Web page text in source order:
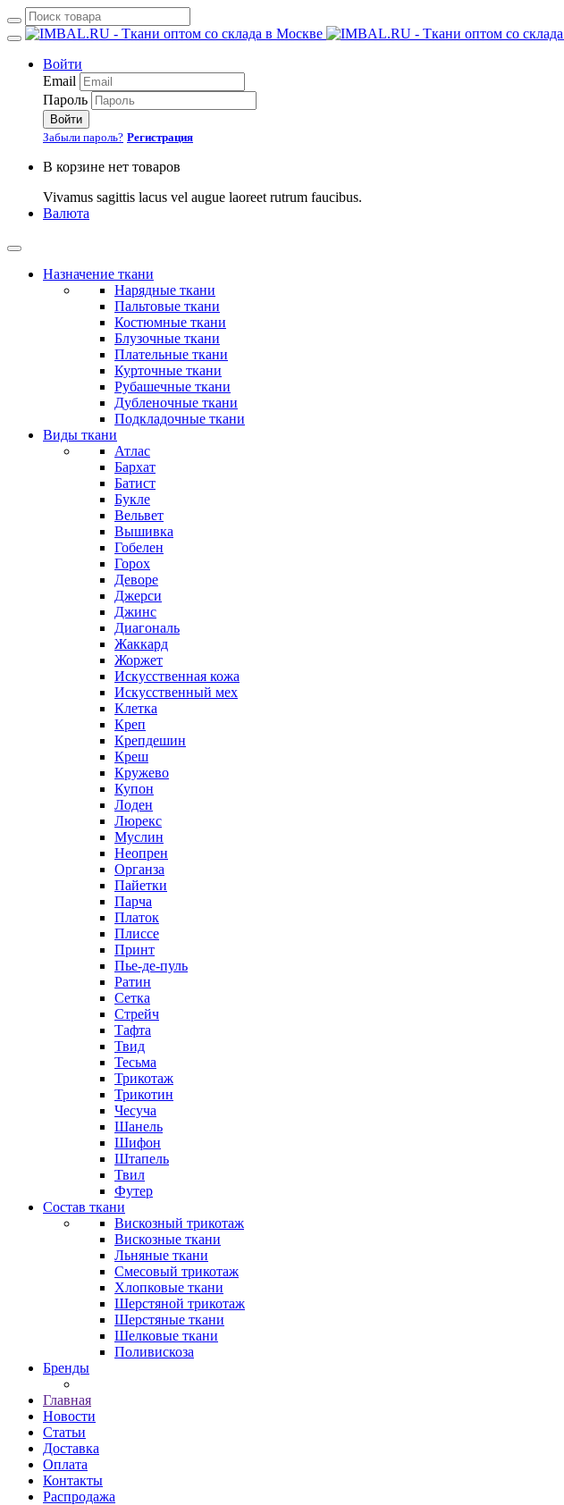
Войти
Email
Пароль
Войти
Забыли пароль? Регистрация
В корзине нет товаров
Vivamus sagittis lacus vel augue laoreet rutrum faucibus.
Валюта
Назначение ткани
Нарядные ткани
Пальтовые ткани
Костюмные ткани
Блузочные ткани
Плательные ткани
Курточные ткани
Рубашечные ткани
Дубленочные ткани
Подкладочные ткани
Виды ткани
Атлас
Бархат
Батист
Букле
Вельвет
Вышивка
Гобелен
Горох
Деворе
Джерси
Джинс
Диагональ
Жаккард
Жоржет
Искусственная кожа
Искусственный мех
Клетка
Креп
Крепдешин
Креш
Кружево
Купон
Лоден
Люрекс
Муслин
Неопрен
Органза
Пайетки
Парча
Платок
Плиссе
Принт
Пье-де-пуль
Ратин
Сетка
Стрейч
Тафта
Твид
Тесьма
Трикотаж
Трикотин
Чесуча
Шанель
Шифон
Штапель
Твил
Футер
Состав ткани
Вискозный трикотаж
Вискозные ткани
Льняные ткани
Смесовый трикотаж
Хлопковые ткани
Шерстяной трикотаж
Шерстяные ткани
Шелковые ткани
Поливискоза
Бренды
Главная
Новости
Статьи
Доставка
Оплата
Контакты
Распродажа